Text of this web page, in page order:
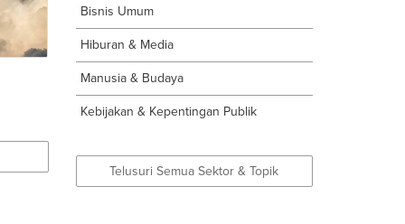
Bisnis Umum
Hiburan & Media
Manusia & Budaya
Kebijakan & Kepentingan Publik
Telusuri Semua Sektor & Topik